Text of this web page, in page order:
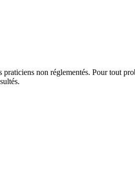
praticiens non réglementés. Pour tout